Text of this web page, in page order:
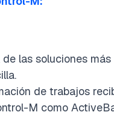
las soluciones
de trabajos
M como